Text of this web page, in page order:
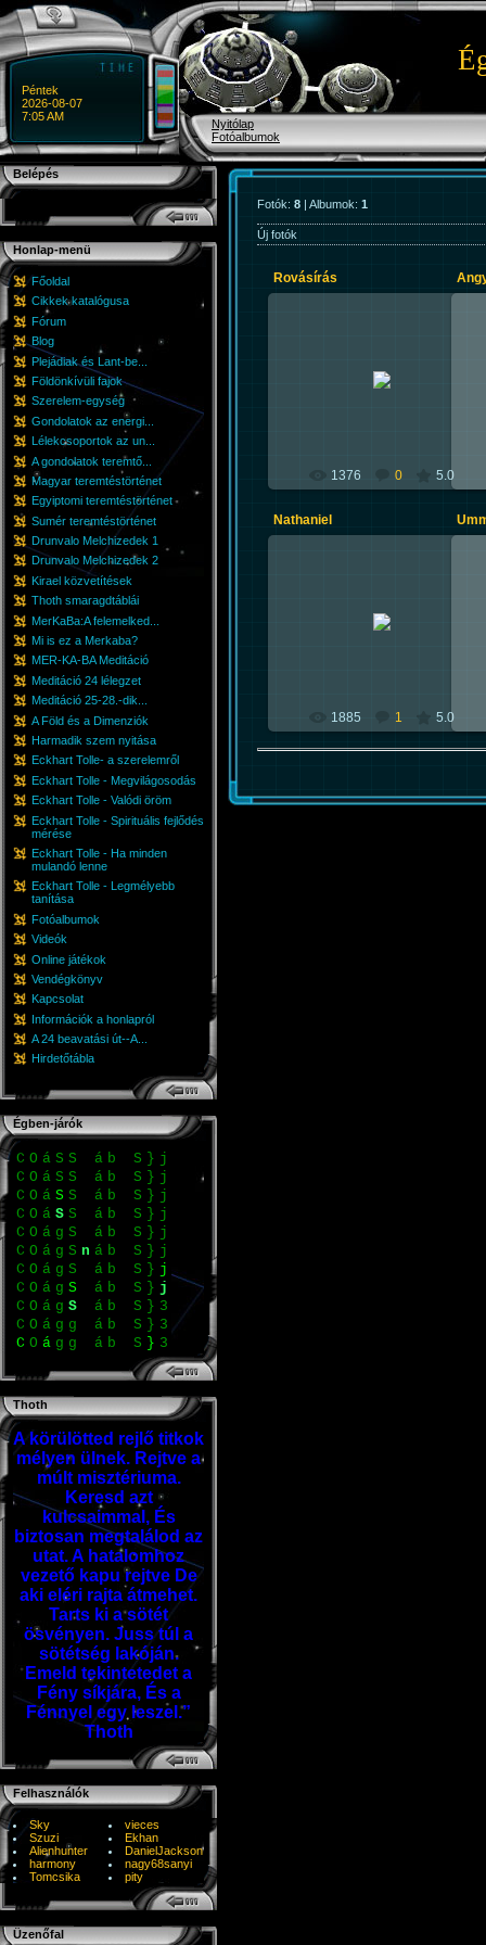
Péntek
2026-08-07
7:05 AM
Nyitólap
Fotóalbumok
Belépés
Honlap-menü
Főoldal
Cikkek katalógusa
Fórum
Blog
Plejádiak és Lant-be...
Földönkívüli fajok
Szerelem-egység
Gondolatok az energi...
Lélekcsoportok az un...
A gondolatok teremtő...
Magyar teremtéstörténet
Egyiptomi teremtéstörténet
Sumér teremtéstörténet
Drunvalo Melchizedek 1
Drunvalo Melchizedek 2
Kirael közvetítések
Thoth smaragdtáblái
MerKaBa:A felemelked...
Mi is ez a Merkaba?
MER-KA-BA Meditáció
Meditáció 24 lélegzet
Meditáció 25-28.-dik...
A Föld és a Dimenziók
Harmadik szem nyitása
Eckhart Tolle- a szerelemről
Eckhart Tolle - Megvilágosodás
Eckhart Tolle - Valódi öröm
Eckhart Tolle - Spirituális fejlődés
mérése
Eckhart Tolle - Ha minden
mulandó lenne
Eckhart Tolle - Legmélyebb
tanítása
Fotóalbumok
Videók
Online játékok
Vendégkönyv
Kapcsolat
Információk a honlapról
A 24 beavatási út--A...
Hirdetőtábla
Égben-járók
C g S & O k k B
C
g S & O k k B
C
g S & á b
B
C
g S & á b
B
C
g S S á b
B
C
g S S n á b
B
C
g S S á b
j
C
g S S á b
j
C
g S S á b
j
C
g S S á b S
j
C
g S S á b S j
Thoth
A körülötted rejlő titkok
mélyen ülnek. Rejtve a
múlt misztériuma.
Keresd azt
kulcsaimmal, És
biztosan megtalálod az
utat. A hatalomhoz
vezető kapu rejtve De
aki eléri rajta átmehet.
Tarts ki a sötét
ösvényen. Juss túl a
sötétség lakóján.
Emeld tekintetedet a
Fény síkjára, És a
Fénnyel egy leszel.”
Thoth
Felhasználók
Sky
vieces
Szuzi
Ekhan
Alienhunter
DanielJackson
harmony
nagy68sanyi
Tomcsika
pity
Üzenőfal
Fotók: 8 | Albumok: 1
Új fotók
Rovásírás
1376 0 5.0
Nathaniel
1885 1 5.0